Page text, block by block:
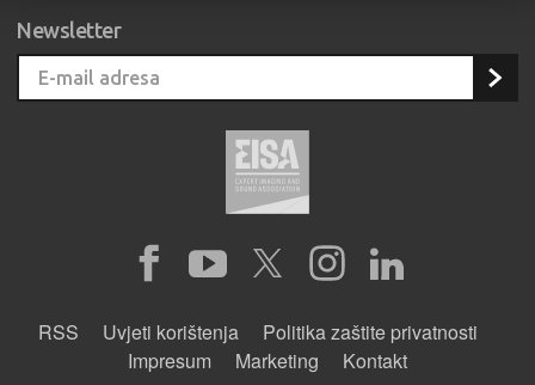
Newsletter
RSS Uvjeti korištenja
Politika zaštite privatnosti
Impresum
Marketing Kontakt